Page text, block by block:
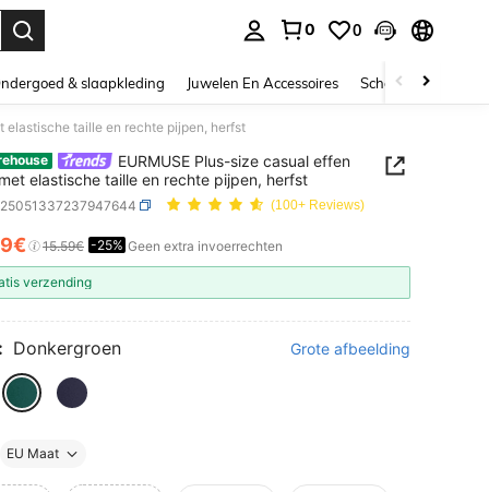
0 0
& slaapkleding Juwelen En Accessoires Schoonheid &
elastische taille en rechte pijpen, herfst
EURMUSE Plus-size casual effen
elastische taille en rechte pijpen, herfst
(100+ Reviews)
AND AVAILABILITY
15.59€ -25% Geen extra invoerrechten
verzending
Donkergroen Grote afbeelding
EU Maat